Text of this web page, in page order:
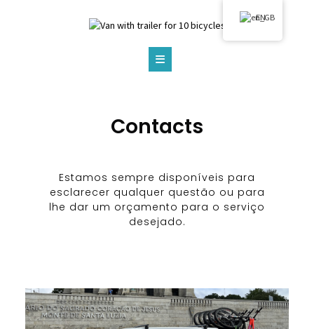
Contacts
Estamos sempre disponíveis para
esclarecer qualquer questão ou para
lhe dar um orçamento para o serviço
desejado.
EN